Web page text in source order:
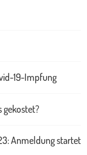
19-Impfung
gekostet?
Anmeldung startet